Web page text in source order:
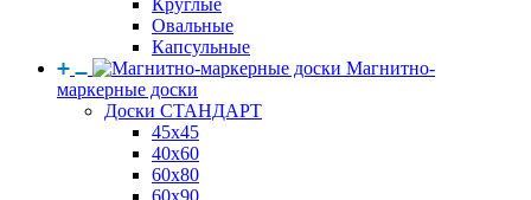
Круглые
Овальные
Капсульные
Магнитно-
маркерные доски
Доски СТАНДАРТ
45x45
40x60
60x80
60x90